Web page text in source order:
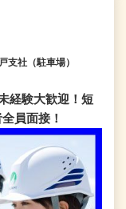
社（駐車場）
経験大歓迎！短
員面接！